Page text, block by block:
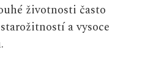
životnosti často
a vysoce